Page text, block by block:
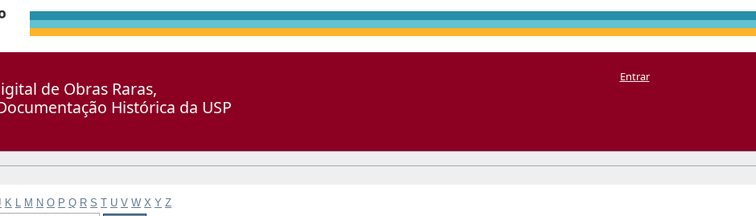
de Obras Raras,
Histórica da USP
Entrar
K M N O P Q R S T U V W X Y Z